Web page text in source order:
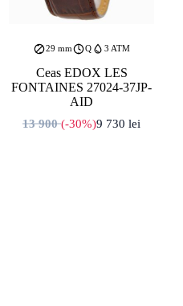
29 mm Q 3 ATM
Ceas EDOX LES
FONTAINES 27024-37JP-
AID
13 900(-30%)
Prețul inițial a fost:
9 730lei
Prețul curent este: